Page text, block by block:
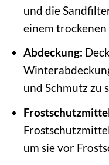
und die
einem
Abdeckung:
und Schmutz zu
um sie vor